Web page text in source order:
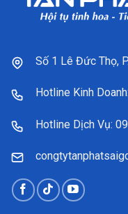
Số 1 Lê Đức Thọ,
Hotline Kinh
Hotline Dịch Vụ: